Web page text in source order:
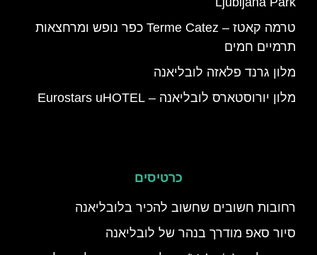
טרמה קאטז – Terme Catez כפר נופש ומרחצאות
תרמיים חמים
מלון גרנד פלאזה לובליאנה
מלון יורוסטארס לובליאנה – Eurostars uHOTEL
כרטיסים
רחובות חשובים שחשוב להכיר בלובליאנה
סיור סאפ מודרך בנהר של לובליאנה